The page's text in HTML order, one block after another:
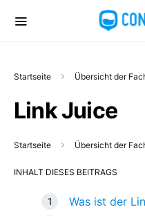
Startseite Übersicht der
Link Juice
Startseite Übersicht der
INHALT DIESES BEITRAGS
Was ist der